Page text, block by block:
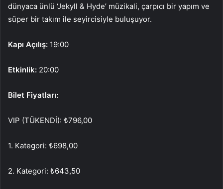
dünyaca ünlü ‘Jekyll & Hyde’ müzikali, çarpıcı bir yapım ve
süper bir takım ile seyircisiyle buluşuyor.
Kapı Açılış: 19:00
Etkinlik: 20:00
Bilet Fiyatları:
VIP (TÜKENDİ): ₺796,00
1. Kategori: ₺698,00
2. Kategori: ₺643,50